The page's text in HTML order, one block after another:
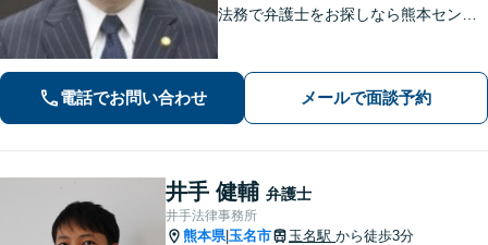
法務で弁護士をお探しなら熊本セント
受付可】【休日・夜間相談可】
電話でお問い合わせ メールで面談予約
井手 健輔 弁護士
井手法律事務所
熊本県| 玉名市 玉名駅 から徒歩3分